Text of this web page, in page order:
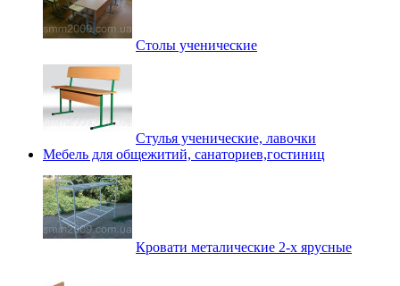
Столы ученические
Стулья ученические, лавочки
Мебель для общежитий, санаториев,гостиниц
Кровати металические 2-х ярусные